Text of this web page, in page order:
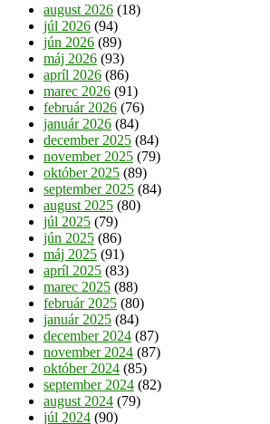
august 2026 (18)
júl 2026 (94)
jún 2026 (89)
máj 2026 (93)
apríl 2026 (86)
marec 2026 (91)
február 2026 (76)
január 2026 (84)
december 2025 (84)
november 2025 (79)
október 2025 (89)
september 2025 (84)
august 2025 (80)
júl 2025 (79)
jún 2025 (86)
máj 2025 (91)
apríl 2025 (83)
marec 2025 (88)
február 2025 (80)
január 2025 (84)
december 2024 (87)
november 2024 (87)
október 2024 (85)
september 2024 (82)
august 2024 (79)
júl 2024 (90)